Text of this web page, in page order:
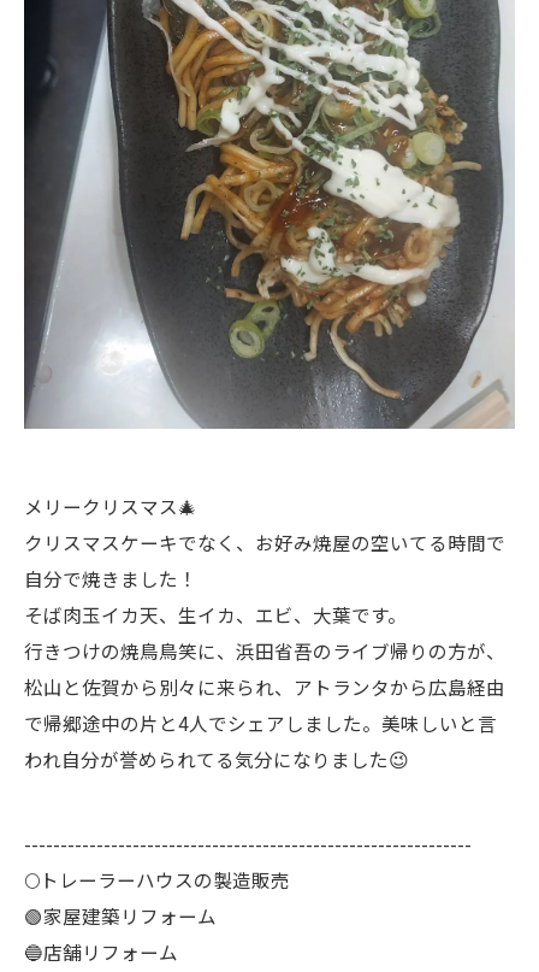
メリークリスマス🎄
クリスマスケーキでなく、お好み焼屋の空いてる時間で
自分で焼きました！
そば肉玉イカ天、生イカ、エビ、大葉です。
行きつけの焼鳥鳥笑に、浜田省吾のライブ帰りの方が、
松山と佐賀から別々に来られ、アトランタから広島経由
で帰郷途中の片と4人でシェアしました。美味しいと言
われ自分が誉められてる気分になりました😉
--------------------------------------------------------------
🌕️トレーラーハウスの製造販売
🟢家屋建築リフォーム
🔵店舗リフォーム